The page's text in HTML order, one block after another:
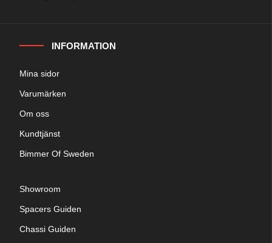
INFORMATION
Mina sidor
Varumärken
Om oss
Kundtjänst
Bimmer Of Sweden
Showroom
Spacers Guiden
Chassi Guiden